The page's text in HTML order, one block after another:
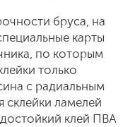
бруса, на
карты
по которым
только
с радиальным
склейки ламелей
клей ПВА